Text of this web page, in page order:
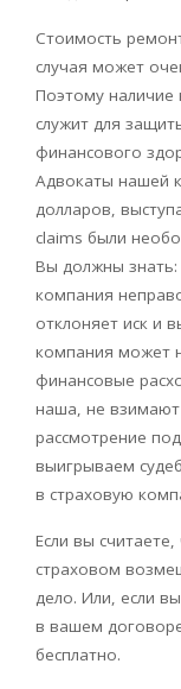
Стоимость
случая может
Поэтому наличие
служит для
финансового
Адвокаты нашей
долларов,
claims были
Вы должны знать:
компания
отклоняет иск и
компания может
финансовые
наша, не взимают
рассмотрение
выигрываем
в страховую
Если вы
страховом
дело. Или, если
в вашем
бесплатно.